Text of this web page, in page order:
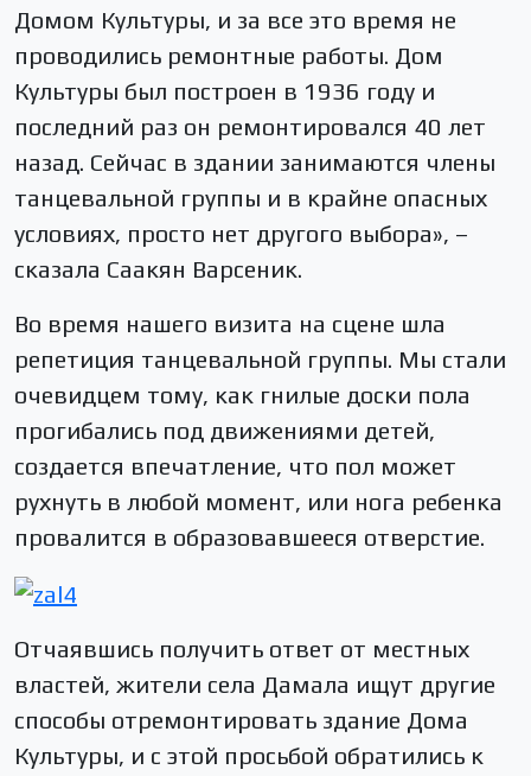
Домом Культуры, и за все это время не
проводились ремонтные работы. Дом
Культуры был построен в 1936 году и
последний раз он ремонтировался 40 лет
назад. Сейчас в здании занимаются члены
танцевальной группы и в крайне опасных
условиях, просто нет другого выбора», –
сказала Саакян Варсеник.
Во время нашего визита на сцене шла
репетиция танцевальной группы. Мы стали
очевидцем тому, как гнилые доски пола
прогибались под движениями детей,
создается впечатление, что пол может
рухнуть в любой момент, или нога ребенка
провалится в образовавшееся отверстие.
Отчаявшись получить ответ от местных
властей, жители села Дамала ищут другие
способы отремонтировать здание Дома
Культуры, и с этой просьбой обратились к